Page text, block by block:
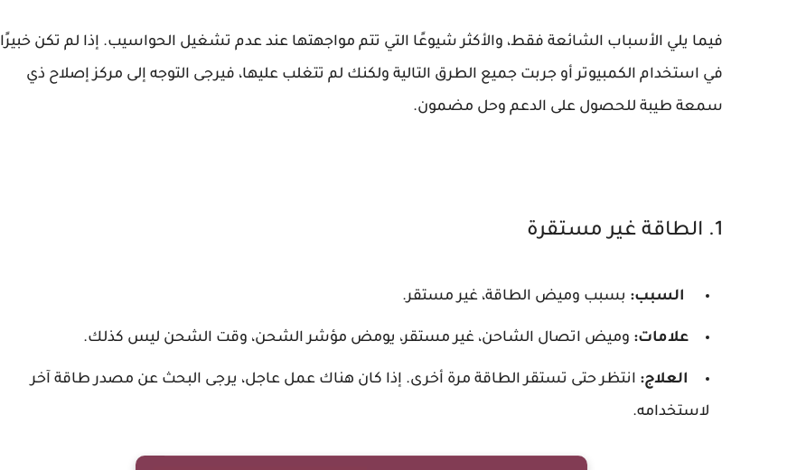
فيما يلي الأسباب الشائعة فقط، والأكثر شيوعًا التي تتم مواجهتها عند عدم تشغيل الحواسيب. إذا لم تكن خبيرًا
في استخدام الكمبيوتر أو جربت جميع الطرق التالية ولكنك لم تتغلب عليها، فيرجى التوجه إلى مركز إصلاح ذي
سمعة طيبة للحصول على الدعم وحل مضمون.
1. الطاقة غير مستقرة
السبب: بسبب وميض الطاقة، غير مستقر.
علامات: وميض اتصال الشاحن، غير مستقر، يومض مؤشر الشحن، وقت الشحن ليس كذلك.
العلاج: انتظر حتى تستقر الطاقة مرة أخرى. إذا كان هناك عمل عاجل، يرجى البحث عن مصدر طاقة آخر
لاستخدامه.